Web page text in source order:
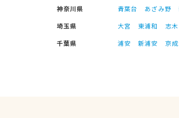
神奈川県
青葉台 あざみ野
埼玉県
大宮 東浦和 志木
千葉県
浦安 新浦安 京